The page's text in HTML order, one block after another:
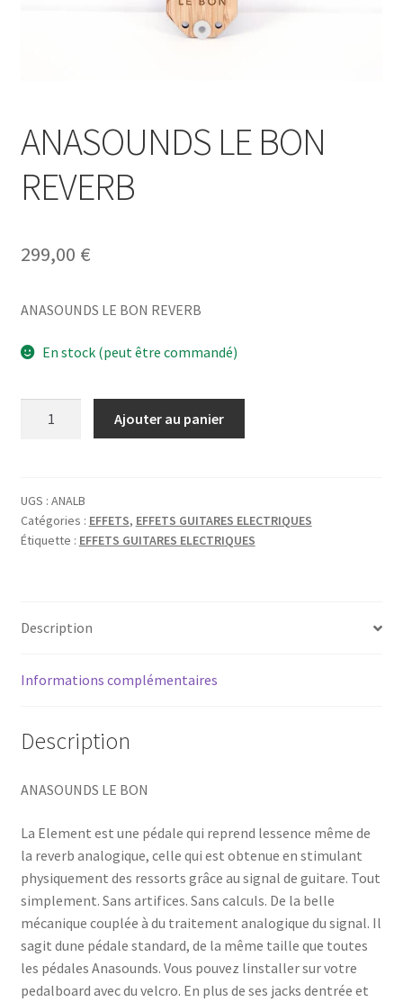
ANASOUNDS LE BON
REVERB
299,00 €
ANASOUNDS LE BON REVERB
En stock (peut être commandé)
BON
REVERB
Ajouter au panier
UGS : ANALB
Catégories : EFFETS, EFFETS GUITARES ELECTRIQUES
Étiquette : EFFETS GUITARES ELECTRIQUES
Description
Informations complémentaires
Description
ANASOUNDS LE BON
La Element est une pédale qui reprend lessence même de
la reverb analogique, celle qui est obtenue en stimulant
physiquement des ressorts grâce au signal de guitare. Tout
simplement. Sans artifices. Sans calculs. De la belle
mécanique couplée à du traitement analogique du signal. Il
sagit dune pédale standard, de la même taille que toutes
les pédales Anasounds. Vous pouvez linstaller sur votre
pedalboard avec du velcro. En plus de ses jacks dentrée et